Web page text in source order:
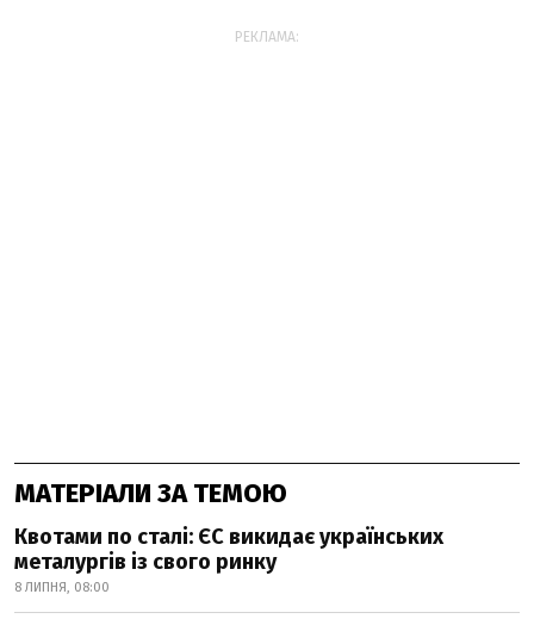
РЕКЛАМА:
МАТЕРІАЛИ ЗА ТЕМОЮ
Квотами по сталі: ЄС викидає українських
металургів із свого ринку
8 ЛИПНЯ, 08:00